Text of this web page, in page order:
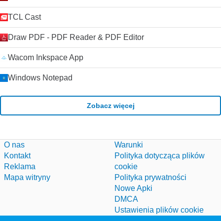
TCL Cast
Draw PDF - PDF Reader & PDF Editor
Wacom Inkspace App
Windows Notepad
Zobacz więcej
O nas
Kontakt
Reklama
Mapa witryny
Warunki
Polityka dotycząca plików
cookie
Polityka prywatności
Nowe Apki
DMCA
Ustawienia plików cookie